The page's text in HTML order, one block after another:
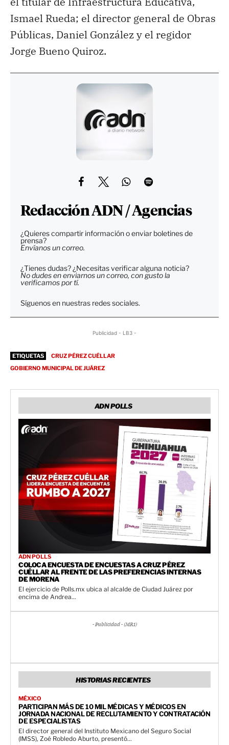
Ismael Rueda; el director general de Obras
Públicas, Daniel González y el regidor
Jorge Bueno Quiroz.
Redacción ADN / Agencias
¿Quieres compartir información o enviar boletines de
prensa?
Envíanos un correo.
¿Tienes dudas? ¿Necesitas verificar alguna noticia?
No dudes en enviarnos un correo, con gusto la
verificamos por tí.
Síguenos en nuestras redes sociales.
Publicidad - LB3 -
ETIQUETAS
CRUZ PÉREZ CUÉLLAR
GOBIERNO MUNICIPAL DE JUÁREZ
ADN POLLS
ADN POLLS
COLOCA ENCUESTA DE ENCUESTAS A CRUZ PÉREZ
CUÉLLAR AL FRENTE DE LAS PREFERENCIAS INTERNAS
DE MORENA
El ejercicio de Polls.mx ubica al alcalde de Ciudad Juárez por
encima de Andrea...
- Publicidad - (MR1)
HISTORIAS RECIENTES
MÉXICO
PARTICIPAN MÁS DE 10 MIL MÉDICAS Y MÉDICOS EN
JORNADA NACIONAL DE RECLUTAMIENTO Y CONTRATACIÓN
DE ESPECIALISTAS
El director general del Instituto Mexicano del Seguro Social
(IMSS), Zoé Robledo Aburto, presentó...